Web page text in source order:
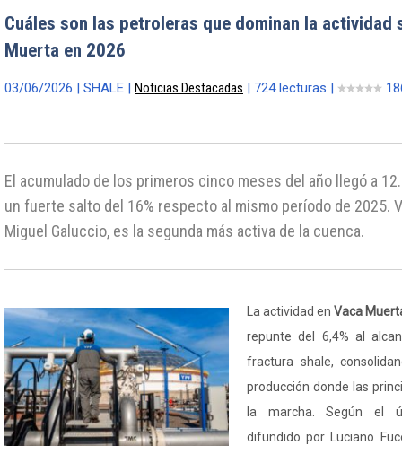
Cuáles son las petroleras que dominan la actividad
Muerta en 2026
03/06/2026 | SHALE | Noticias Destacadas | 724 lecturas |
El acumulado de los primeros cinco meses del año llegó a
un fuerte salto del 16% respecto al mismo período de 2025.
Miguel Galuccio, es la segunda más activa de la cuenca.
La actividad enVaca
repunte del 6,4% al
fractura shale,
producción donde las
la marcha. Según el
difundido por Luciano